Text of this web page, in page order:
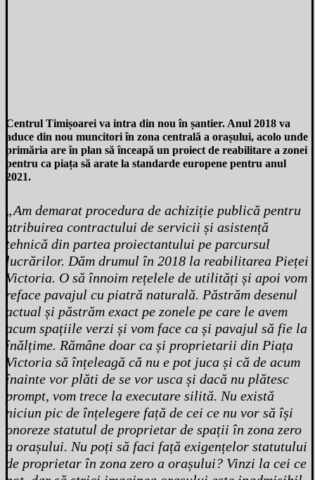
Centrul Timișoarei va intra din nou în șantier. Anul 2018 va
aduce din nou muncitori în zona centrală a orașului, acolo unde
primăria are în plan să înceapă un proiect de reabilitare a zonei
pentru ca piața să arate la standarde europene pentru anul
2021.
„Am demarat procedura de achiziție publică pentru
atribuirea contractului de servicii și asistență
tehnică din partea proiectantului pe parcursul
lucrărilor. Dăm drumul în 2018 la reabilitarea Pieței
Victoria. O să înnoim rețelele de utilități și apoi vom
reface pavajul cu piatră naturală. Păstrăm desenul
actual și păstrăm exact pe zonele pe care le avem
acum spațiile verzi și vom face ca și pavajul să fie la
înălțime. Rămâne doar ca și proprietarii din Piața
Victoria să înțeleagă că nu e pot juca și că de acum
înainte vor plăti de se vor usca și dacă nu plătesc
prompt, vom trece la executare silită. Nu există
niciun pic de înțelegere față de cei ce nu vor să își
onoreze statutul de proprietar de spații în zona zero
a orașului. Nu poți să faci față exigențelor statutului
de proprietar în zona zero a orașului? Vinzi la cei ce